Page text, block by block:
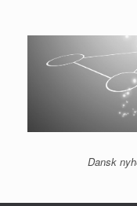
indhold
Dansk